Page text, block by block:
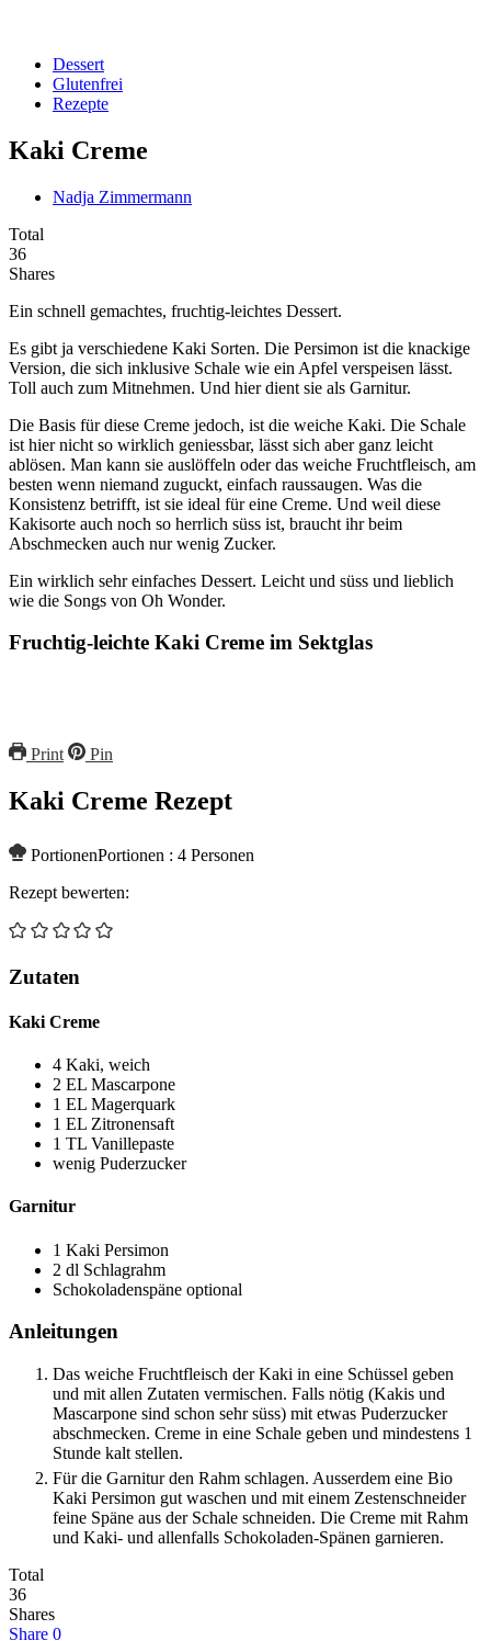
Dessert
Glutenfrei
Rezepte
Kaki Creme
Nadja Zimmermann
Total
36
Shares
Ein schnell gemachtes, fruchtig-leichtes Dessert.
Es gibt ja verschiedene Kaki Sorten. Die Persimon ist die knackige
Version, die sich inklusive Schale wie ein Apfel verspeisen lässt.
Toll auch zum Mitnehmen. Und hier dient sie als Garnitur.
Die Basis für diese Creme jedoch, ist die weiche Kaki. Die Schale
ist hier nicht so wirklich geniessbar, lässt sich aber ganz leicht
ablösen. Man kann sie auslöffeln oder das weiche Fruchtfleisch, am
besten wenn niemand zuguckt, einfach raussaugen. Was die
Konsistenz betrifft, ist sie ideal für eine Creme. Und weil diese
Kakisorte auch noch so herrlich süss ist, braucht ihr beim
Abschmecken auch nur wenig Zucker.
Ein wirklich sehr einfaches Dessert. Leicht und süss und lieblich
wie die Songs von Oh Wonder.
Fruchtig-leichte Kaki Creme im Sektglas
Print Pin
Kaki Creme Rezept
PortionenPortionen : 4 Personen
Rezept bewerten:
Zutaten
Kaki Creme
4 Kaki, weich
2 EL Mascarpone
1 EL Magerquark
1 EL Zitronensaft
1 TL Vanillepaste
wenig Puderzucker
Garnitur
1 Kaki Persimon
2 dl Schlagrahm
Schokoladenspäne optional
Anleitungen
Das weiche Fruchtfleisch der Kaki in eine Schüssel geben
und mit allen Zutaten vermischen. Falls nötig (Kakis und
Mascarpone sind schon sehr süss) mit etwas Puderzucker
abschmecken. Creme in eine Schale geben und mindestens 1
Stunde kalt stellen.
Für die Garnitur den Rahm schlagen. Ausserdem eine Bio
Kaki Persimon gut waschen und mit einem Zestenschneider
feine Späne aus der Schale schneiden. Die Creme mit Rahm
und Kaki- und allenfalls Schokoladen-Spänen garnieren.
Total
36
Shares
Share 0